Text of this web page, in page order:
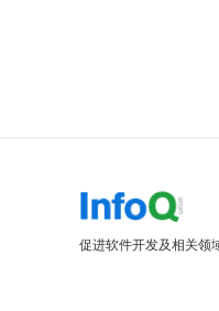
促进软件开发及相关领